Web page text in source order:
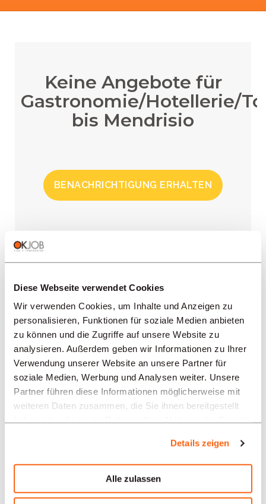
Diese Webseite verwendet Cookies
Wir verwenden Cookies, um Inhalte und Anzeigen zu
personalisieren, Funktionen für soziale Medien anbieten
zu können und die Zugriffe auf unsere Website zu
analysieren. Außerdem geben wir Informationen zu Ihrer
Verwendung unserer Website an unsere Partner für
soziale Medien, Werbung und Analysen weiter. Unsere
Partner führen diese Informationen möglicherweise mit
weiteren Daten zusammen, die Sie ihnen bereitgestellt
Details zeigen
Alle zulassen
Keine Angebote für
Gastronomie/Hotellerie/
bis Mendrisio
BENACHRICHTIGUNG ERHALTEN
BRANCHEN
PROFESSION
TYPE
Angebote in anderen Regionen: